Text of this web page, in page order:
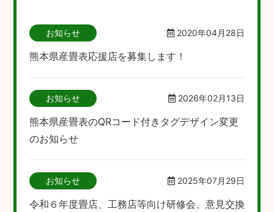
お知らせ 2020年04月28日
熊本県産畳表応援店を募集します！
お知らせ 2026年02月13日
熊本県産畳表のQRコード付きタグデザイン変更
のお知らせ
お知らせ 2025年07月29日
令和６年度畳店、工務店等向け研修会、意見交換